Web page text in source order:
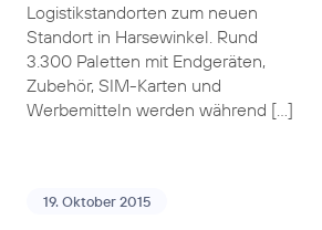
Logistikstandorten zum neuen
Standort in Harsewinkel. Rund
3.300 Paletten mit Endgeräten,
Zubehör, SIM-Karten und
Werbemitteln werden während […]
19. Oktober 2015